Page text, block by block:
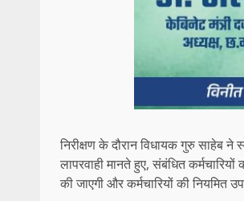
निरीक्षण के दौरान विधायक गुरु साहेब
लापरवाही मानते हुए, संबंधित
की जाएगी और कर्मचारियों की नियमित